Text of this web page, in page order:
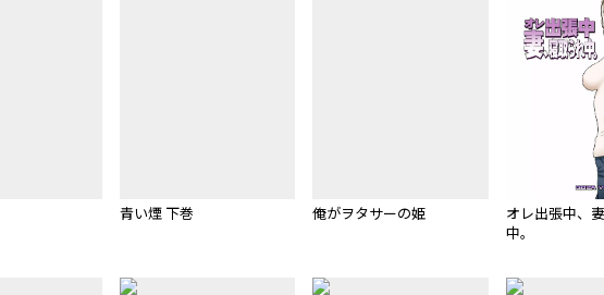
青い煙 下巻 俺がヲタサーの姫
オレ出張中、
中。